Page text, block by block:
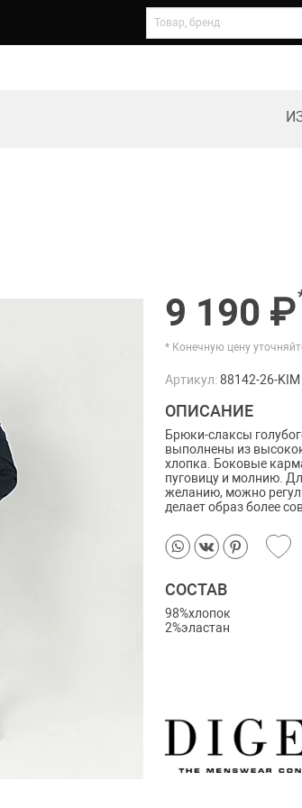
9 190 ₽
* Конечную цену
Артикул:88142-26-KIM
ОПИСАНИЕ
Брюки-слаксы
выполнены из
хлопка. Боковые
пуговицу и молнию.
желанию, можно
делает образ более
СОСТАВ
98%хлопок
2%эластан